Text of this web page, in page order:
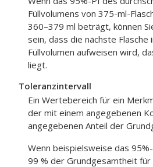
Füllvolumens von 375-ml-
360–379 ml beträgt, können
sein, dass die nächste Flasche
Füllvolumen aufweisen wird,
liegt.
Toleranzintervall
Ein Wertebereich für ein
der mit einem angegebenen
angegebenen Anteil der
Wenn beispielsweise das
99 % der Grundgesamtheit für